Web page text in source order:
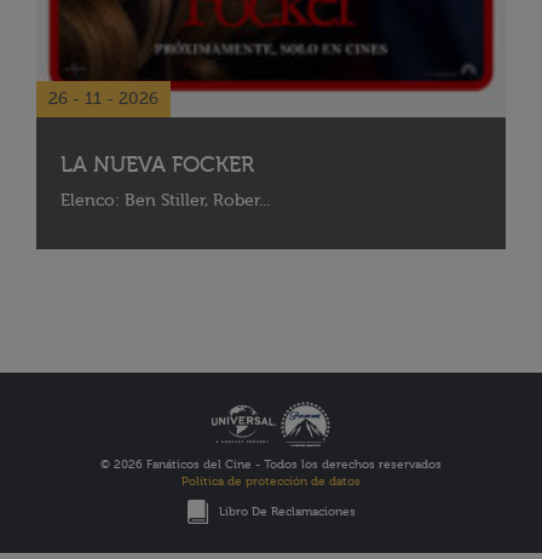
26 - 11 - 2026
LA NUEVA FOCKER
Elenco: Ben Stiller, Rober...
© 2026 Fanáticos del Cine - Todos los derechos reservados
Política de protección de datos
Libro De Reclamaciones